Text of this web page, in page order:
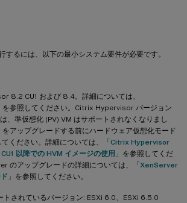
するには、以下の最小システム要件が必要です。
8.2 CU1 および 8.4。詳細については、
を参照してください。Citrix Hypervisor バージョン
、準仮想化 (PV) VM はサポートされなくなりまし
アップグレードする前にハードウェア仮想化モード
ください。詳細については、「Citrix Hypervisor
以降での HVM イメージの使用 」を参照してくだ
のアップグレードの詳細については、「XenServer
」を参照してください。
トされているバージョン: ESXi 6.0、ESXi 6.5.0